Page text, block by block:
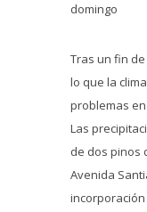
domingo
Tras un fin
lo que la
problemas
Las
de dos pinos
Avenida
incorporación